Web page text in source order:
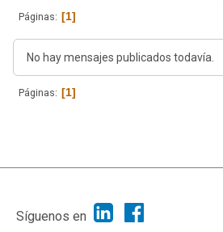
Páginas 1
No hay mensajes publicados todavía.
Páginas 1
|
Síguenos en